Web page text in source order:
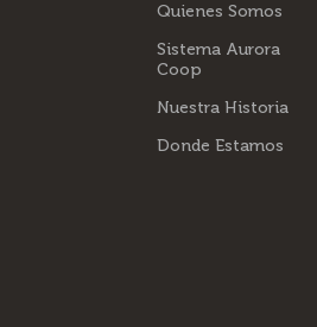
Quienes Somos
Sistema Aurora
Coop
Nuestra Historia
Donde Estamos